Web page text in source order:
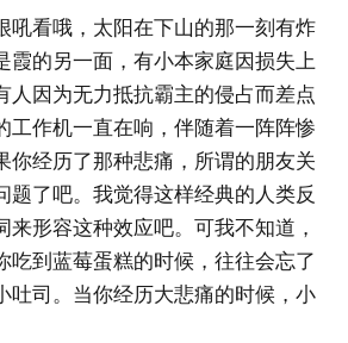
吼看哦，太阳在下山的那一刻有炸
霞的另一面，有小本家庭因损失上
人因为无力抵抗霸主的侵占而差点
工作机一直在响，伴随着一阵阵惨
你经历了那种悲痛，所谓的朋友关
题了吧。我觉得这样经典的人类反
来形容这种效应吧。可我不知道，
吃到蓝莓蛋糕的时候，往往会忘了
吐司。当你经历大悲痛的时候，小